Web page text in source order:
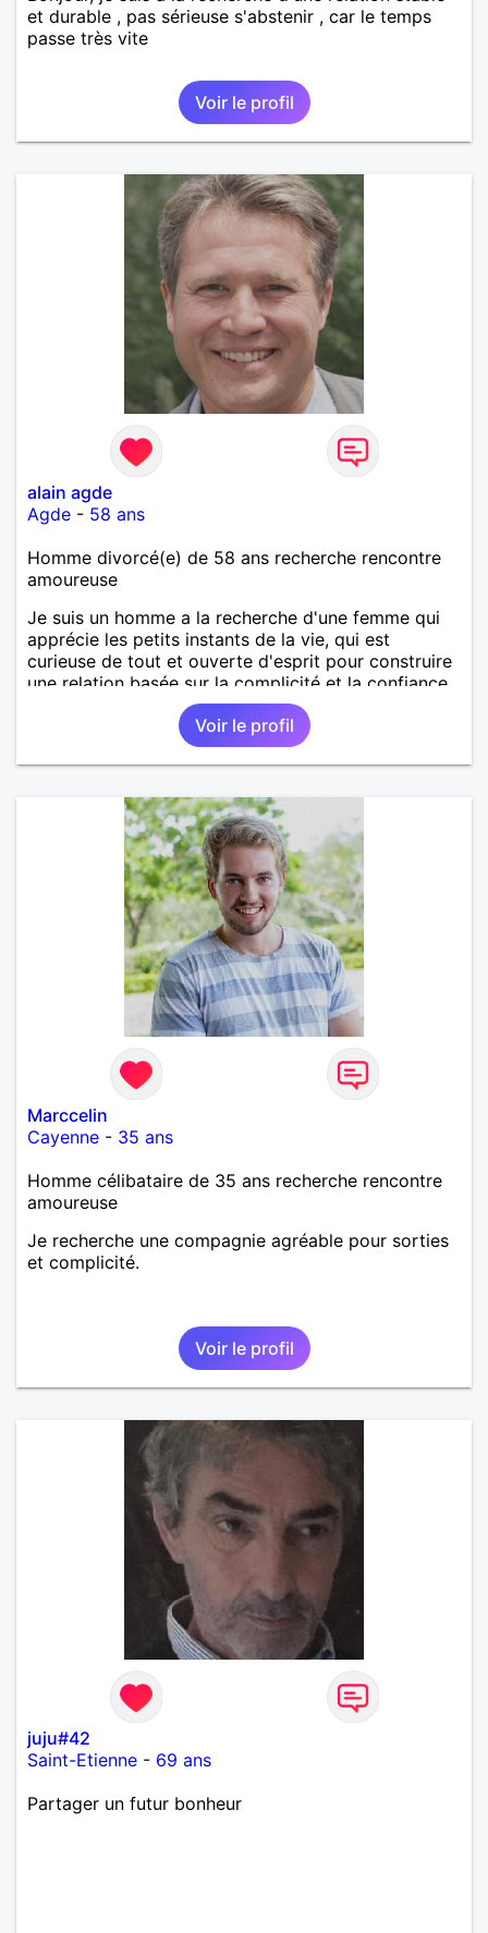
et durable , pas sérieuse s'abstenir , car le temps
passe très vite
Voir le profil
alain agde
Agde - 58 ans
Homme divorcé(e) de 58 ans recherche rencontre
amoureuse
Je suis un homme a la recherche d'une femme qui
apprécie les petits instants de la vie, qui est
curieuse de tout et ouverte d'esprit pour construire
une relation basée sur la complicité et la confiance
Voir le profil
Marccelin
Cayenne - 35 ans
Homme célibataire de 35 ans recherche rencontre
amoureuse
Je recherche une compagnie agréable pour sorties
et complicité.
Voir le profil
juju#42
Saint-Etienne - 69 ans
Partager un futur bonheur